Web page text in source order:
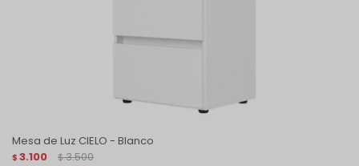
Mesa de Luz CIELO - Blanco
$ 3.100 $ 3.500